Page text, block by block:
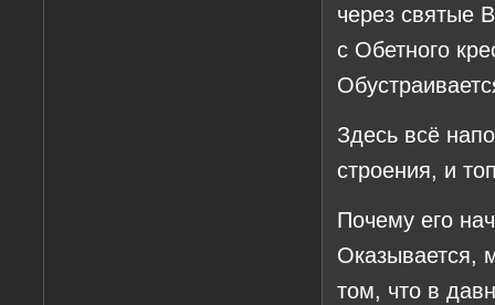
через святые
с Обетного
Здесь всё
строения, и
Почему его
Оказывается,
том, что в